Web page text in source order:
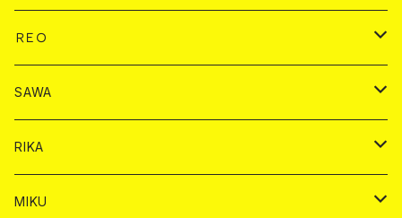
ヤードグラス
ドリンク
シャンパン
チェキ
ドリンク
シャンパン
ヤードグラス
チェキ
バイカ
ドリンク
ショット
シャンパン
チェキ
ＲＥＯ
ドリンク
シャンパン
ショット
バイカ
チェキ
SAWA
ドリンク
シャンパン
バイカ
RIKA
ドリンク
MIKU